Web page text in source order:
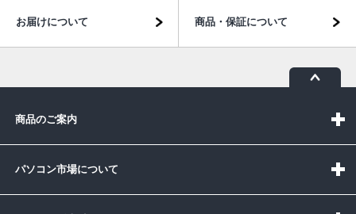
お届けについて 商品・保証について
商品のご案内
パソコン市場について